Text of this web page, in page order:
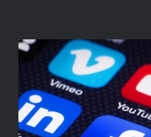
Advierte! Tu
marketing